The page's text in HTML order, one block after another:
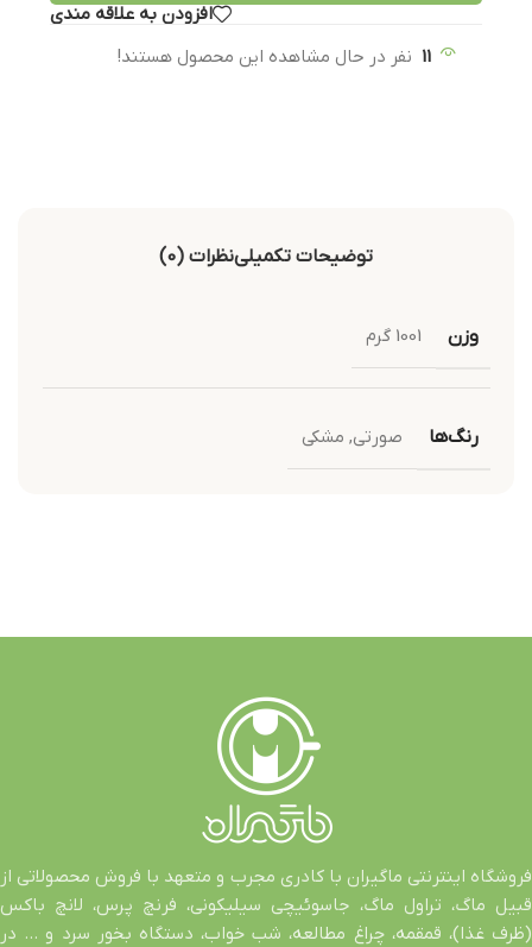
افزودن به علاقه مندی
11 نفر در حال مشاهده این محصول هستند!
توضیحات تکمیلینظرات (0)
وزن 1001 گرم
رنگ‌ها صورتی, مشکی
فروشگاه اینترنتی ماگیران با کادری مجرب و متعهد با فروش محصولاتی از
قبیل ماگ، تراول ماگ، جاسوئیچی سیلیکونی، فرنچ پرس، لانچ باکس
(ظرف غذا)، قمقمه، چراغ مطالعه، شب خواب، دستگاه بخور سرد و … در